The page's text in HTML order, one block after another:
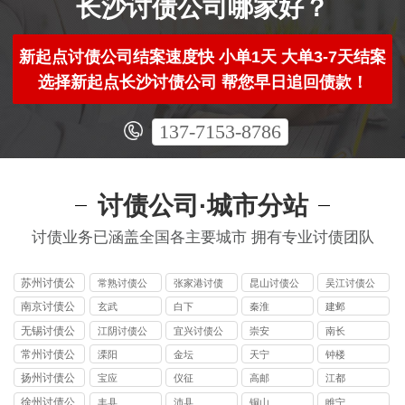
长沙讨债公司哪家好？
新起点讨债公司结案速度快 小单1天 大单3-7天结案
选择新起点长沙讨债公司 帮您早日追回债款！
137-7153-8786
讨债公司·城市分站
讨债业务已涵盖全国各主要城市 拥有专业讨债团队
苏州讨债公
司
常熟讨债公
司
张家港讨债
公司
昆山讨债公
司
吴江讨债公
司
南京讨债公
司
玄武 白下 秦淮 建邺
无锡讨债公
司
江阴讨债公
司
宜兴讨债公
司
崇安 南长
常州讨债公
司
溧阳 金坛 天宁 钟楼
扬州讨债公
司
宝应 仪征 高邮 江都
徐州讨债公 丰县 沛县 铜山 睢宁